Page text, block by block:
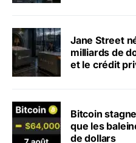
Jane Street
milliards de
et le crédit
Bitcoin
que les
de dollars